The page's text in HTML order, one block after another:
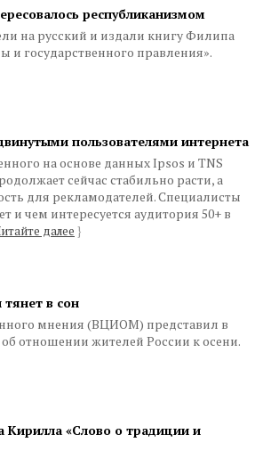
республиканизмом
на русский и издали книгу Филипа
и государственного правления».
пользователями интернета
на основе данных Ipsos и TNS
сейчас стабильно расти, а
для рекламодателей. Специалисты
и чем интересуется аудитория 50+ в
далее }
в сон
мнения (ВЦИОМ) представил в
отношении жителей России к осени.
«Слово о традиции и